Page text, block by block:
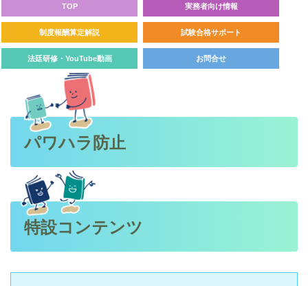
TOP 実務者向け情報
制度報酬算定解説 試験合格サポート
法廷研修・YouTube動画 お問合せ
パワハラ防止
特設コンテンツ